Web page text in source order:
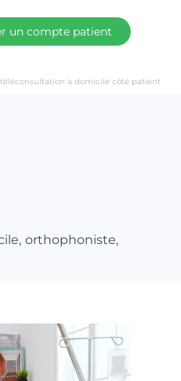
un compte patient
à domicile côté patient
orthophoniste,